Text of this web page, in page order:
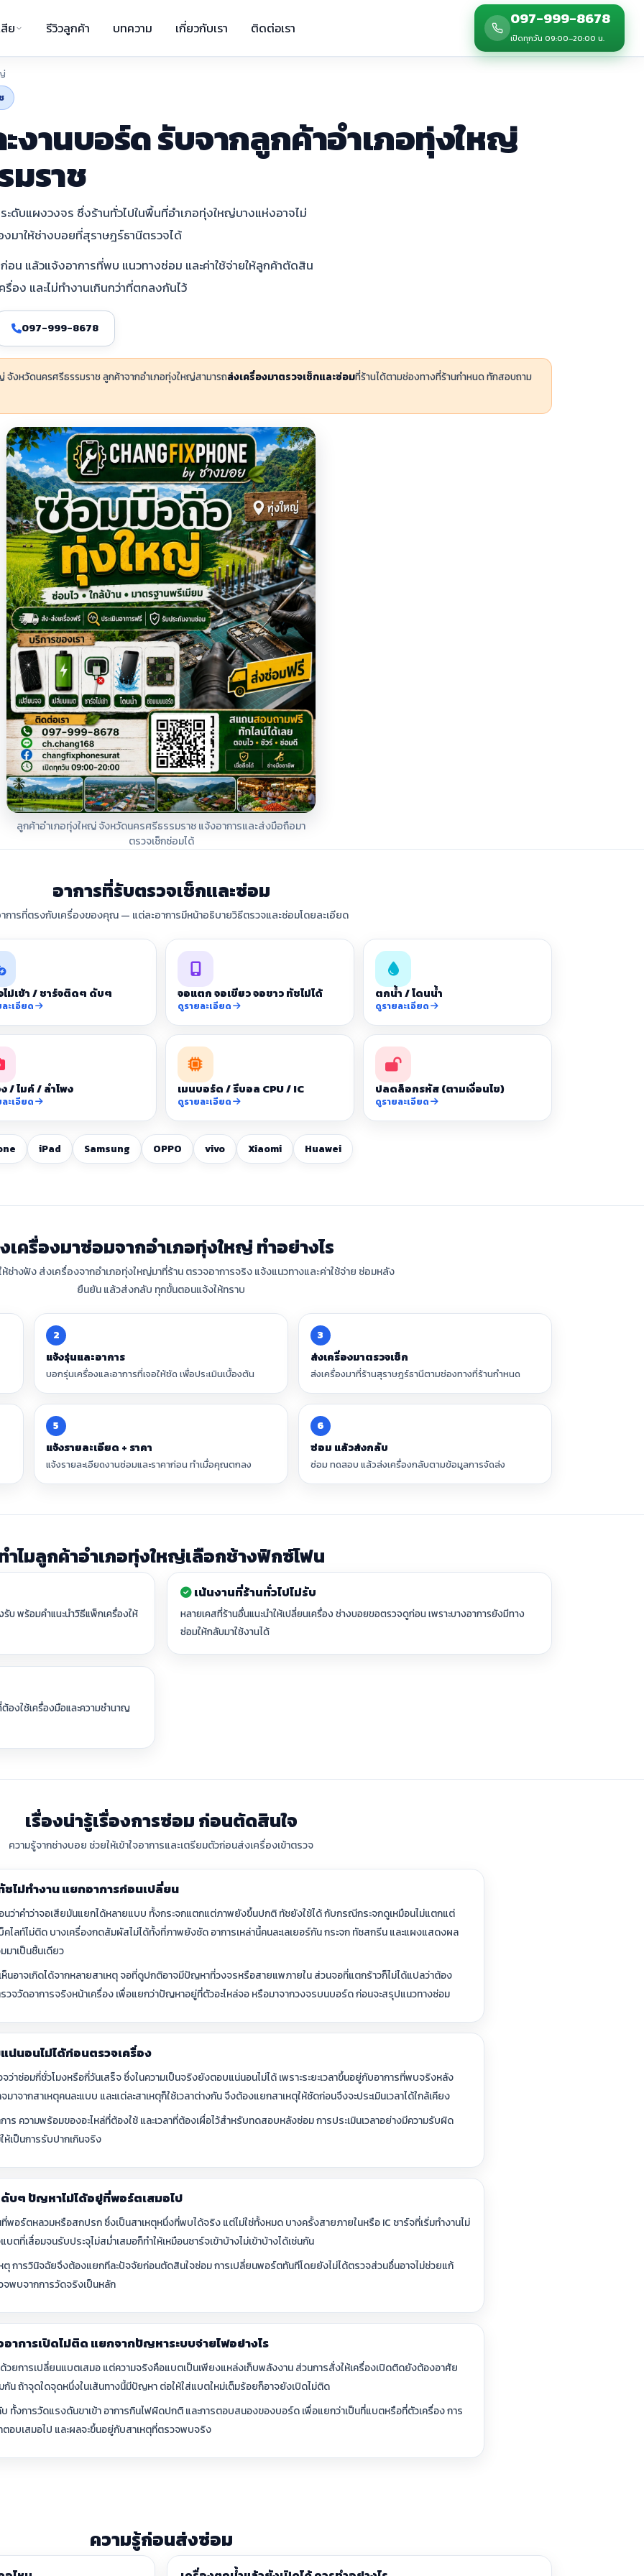
ย รีวิวลูกค้า บทความ เกี่ยวกับเรา ติดต่อเรา 097-999-8678
เปิดทุกวัน 09:00–20:00 น.
งานบอร์ด รับจากลูกค้าอำเภอทุ่งใหญ่
มราช
ดับแผงวงจร ซึ่งร้านทั่วไปในพื้นที่อำเภอทุ่งใหญ่บางแห่งอาจไม่
มาให้ช่างบอยที่สุราษฎร์ธานีตรวจได้
อน แล้วแจ้งอาการที่พบ แนวทางซ่อม และค่าใช้จ่ายให้ลูกค้าตัดสิน
อง และไม่ทำงานเกินกว่าที่ตกลงกันไว้
097-999-8678
จังหวัดนครศรีธรรมราช ลูกค้าจากอำเภอทุ่งใหญ่สามารถส่งเครื่องมาตรวจเช็กและซ่อมที่ร้านได้ตามช่องทางที่ร้านกำหนด ทักสอบถาม
ลูกค้าอำเภอทุ่งใหญ่ จังหวัดนครศรีธรรมราช แจ้งอาการและส่งมือถือมา
ตรวจเช็กซ่อมได้
อาการที่รับตรวจเช็กและซ่อม
การที่ตรงกับเครื่องของคุณ — แต่ละอาการมีหน้าอธิบายวิธีตรวจและซ่อมโดยละเอียด
ไม่เข้า / ชาร์จติดๆ ดับๆ
ะเอียด
จอแตก จอเขียว จอขาว ทัชไม่ได้
ดูรายละเอียด
ตกน้ำ / โดนน้ำ
ดูรายละเอียด
/ ไมค์ / ลำโพง
ะเอียด
เมนบอร์ด / รีบอล CPU / IC
ดูรายละเอียด
ปลดล็อกรหัส (ตามเงื่อนไข)
ดูรายละเอียด
iPad Samsung OPPO vivo Xiaomi Huawei
เครื่องมาซ่อมจากอำเภอทุ่งใหญ่ ทำอย่างไร
ให้ช่างฟัง ส่งเครื่องจากอำเภอทุ่งใหญ่มาที่ร้าน ตรวจอาการจริง แจ้งแนวทางและค่าใช้จ่าย ซ่อมหลัง
ยืนยัน แล้วส่งกลับ ทุกขั้นตอนแจ้งให้ทราบ
2
แจ้งรุ่นและอาการ
บอกรุ่นเครื่องและอาการที่เจอให้ชัด เพื่อประเมินเบื้องต้น
3
ส่งเครื่องมาตรวจเช็ก
ส่งเครื่องมาที่ร้านสุราษฎร์ธานีตามช่องทางที่ร้านกำหนด
5
แจ้งรายละเอียด + ราคา
แจ้งรายละเอียดงานซ่อมและราคาก่อน ทำเมื่อคุณตกลง
6
ซ่อม แล้วส่งกลับ
ซ่อม ทดสอบ แล้วส่งเครื่องกลับตามข้อมูลการจัดส่ง
ำไมลูกค้าอำเภอทุ่งใหญ่เลือกช้างฟิกซ์โฟน
บ พร้อมคำแนะนำวิธีแพ็กเครื่องให้
เน้นงานที่ร้านทั่วไปไม่รับ
หลายเคสที่ร้านอื่นแนะนำให้เปลี่ยนเครื่อง ช่างบอยขอตรวจดูก่อน เพราะบางอาการยังมีทาง
ซ่อมให้กลับมาใช้งานได้
องใช้เครื่องมือและความชำนาญ
เรื่องน่ารู้เรื่องการซ่อม ก่อนตัดสินใจ
ความรู้จากช่างบอย ช่วยให้เข้าใจอาการและเตรียมตัวก่อนส่งเครื่องเข้าตรวจ
ไม่ทำงาน แยกอาการก่อนเปลี่ยน
อนว่าคำว่าจอเสียมันแยกได้หลายแบบ ทั้งกระจกแตกแต่ภาพยังขึ้นปกติ ทัชยังใช้ได้ กับกรณีกระจกดูเหมือนไม่แตกแต่
ไลท์ไม่ติด บางเครื่องกดสัมผัสไม่ได้ทั้งที่ภาพยังชัด อาการเหล่านี้คนละเลเยอร์กัน กระจก ทัชสกรีน และแผงแสดงผล
มาเป็นชิ้นเดียว
นอาจเกิดได้จากหลายสาเหตุ จอที่ดูปกติอาจมีปัญหาที่วงจรหรือสายแพภายใน ส่วนจอที่แตกร้าวก็ไม่ได้แปลว่าต้อง
วจวัดอาการจริงหน้าเครื่อง เพื่อแยกว่าปัญหาอยู่ที่ตัวอะไหล่จอ หรือมาจากวงจรบนบอร์ด ก่อนจะสรุปแนวทางซ่อม
น่นอนไม่ได้ก่อนตรวจเครื่อง
าซ่อมกี่ชั่วโมงหรือกี่วันเสร็จ ซึ่งในความเป็นจริงยังตอบแน่นอนไม่ได้ เพราะระยะเวลาขึ้นอยู่กับอาการที่พบจริงหลัง
าจากสาเหตุคนละแบบ และแต่ละสาเหตุก็ใช้เวลาต่างกัน จึงต้องแยกสาเหตุให้ชัดก่อนจึงจะประเมินเวลาได้ใกล้เคียง
ร ความพร้อมของอะไหล่ที่ต้องใช้ และเวลาที่ต้องเผื่อไว้สำหรับทดสอบหลังซ่อม การประเมินเวลาอย่างมีความรับผิด
ห้เป็นการรับปากเกินจริง
บๆ ปัญหาไม่ได้อยู่ที่พอร์ตเสมอไป
พอร์ตหลวมหรือสกปรก ซึ่งเป็นสาเหตุหนึ่งที่พบได้จริง แต่ไม่ใช่ทั้งหมด บางครั้งสายภายในหรือ IC ชาร์จที่เริ่มทำงานไม่
ตที่เสื่อมจนรับประจุไม่สม่ำเสมอก็ทำให้เหมือนชาร์จเข้าบ้างไม่เข้าบ้างได้เช่นกัน
หตุ การวินิจฉัยจึงต้องแยกทีละปัจจัยก่อนตัดสินใจซ่อม การเปลี่ยนพอร์ตทันทีโดยยังไม่ได้ตรวจส่วนอื่นอาจไม่ช่วยแก้
พบจากการวัดจริงเป็นหลัก
าการเปิดไม่ติด แยกจากปัญหาระบบจ่ายไฟอย่างไร
วยการเปลี่ยนแบตเสมอ แต่ความจริงคือแบตเป็นเพียงแหล่งเก็บพลังงาน ส่วนการสั่งให้เครื่องเปิดติดยังต้องอาศัย
กัน ถ้าจุดใดจุดหนึ่งในเส้นทางนี้มีปัญหา ต่อให้ใส่แบตใหม่เต็มร้อยก็อาจยังเปิดไม่ติด
ทั้งการวัดแรงดันขาเข้า อาการกินไฟผิดปกติ และการตอบสนองของบอร์ด เพื่อแยกว่าเป็นที่แบตหรือที่ตัวเครื่อง การ
อบเสมอไป และผลจะขึ้นอยู่กับสาเหตุที่ตรวจพบจริง
ความรู้ก่อนส่งซ่อม